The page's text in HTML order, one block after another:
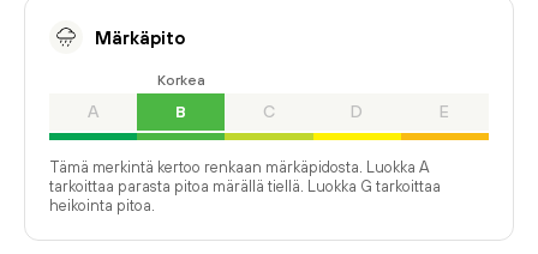
Märkäpito
A
Korkea
B C D E
Tämä merkintä kertoo renkaan märkäpidosta. Luokka A
tarkoittaa parasta pitoa märällä tiellä. Luokka G tarkoittaa
heikointa pitoa.